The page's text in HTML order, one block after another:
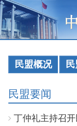
民盟概况
民盟要闻
丁仲礼主持召